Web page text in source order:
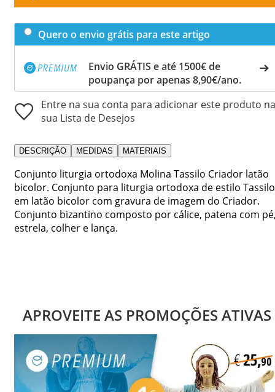
Quero o envio grátis para este artigo
Envio GRÁTIS e até 1500€ de
poupança por apenas 8,90€/ano.
Entre na sua conta para adicionar este produto na
sua Lista de Desejos
DESCRIÇÃO MEDIDAS MATERIAIS
Conjunto liturgia ortodoxa Molina Tassilo Criador latão
bicolor. Conjunto para liturgia ortodoxa de estilo Tassilo
em latão bicolor com gravura de imagem do Criador.
Conjunto bizantino composto por cálice, patena com
estrela, colher e lança.
APROVEITE AS PROMOÇÕES ATIVAS